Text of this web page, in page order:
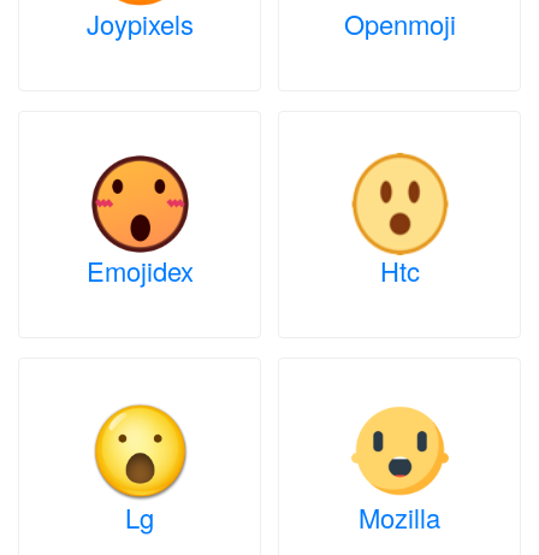
Joypixels Openmoji
Emojidex Htc
Lg Mozilla